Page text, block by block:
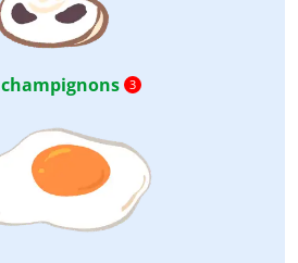
champignons 3